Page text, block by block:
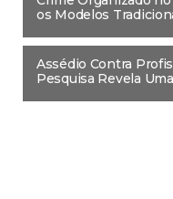
os Modelos
Assédio Contra
Pesquisa Revela